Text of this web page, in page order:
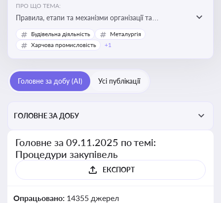
ПРО ЩО ТЕМА:
Правила, етапи та механізми організації та
проведення закупівель товарів, робіт та послуг за
державні чи публічні кошти
Будівельна діяльність
Металургія
Харчова промисловість
+1
Головне за добу (AI) Усі публікації
ГОЛОВНЕ ЗА ДОБУ
Головне за 09.11.2025 по темі:
Процедури закупівель
ЕКСПОРТ
Опрацьовано: 14355 джерел